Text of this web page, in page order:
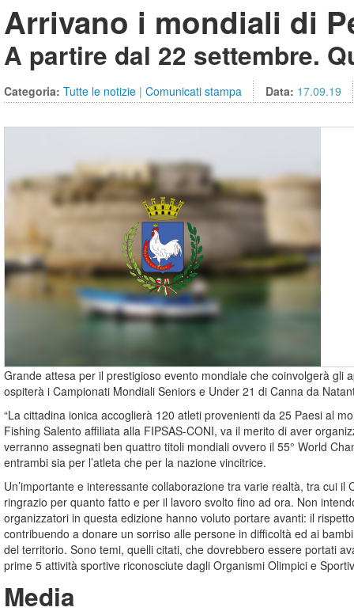
Arrivano i mondiali di
A partire dal 22 settembre.
Categoria: Tutte le notizie | Comunicati stampa Data: 17.09.19
Grande attesa per il prestigioso evento mondiale che coinvolgerà
ospiterà i Campionati Mondiali Seniors e Under 21 di Canna da
“La cittadina ionica accoglierà 120 atleti provenienti da 25 Paesi al
Fishing Salento affiliata alla FIPSAS-CONI, va il merito di aver
verranno assegnati ben quattro titoli mondiali ovvero il 55° World
entrambi sia per l’atleta che per la nazione vincitrice.
Un’importante e interessante collaborazione tra varie realtà, tra cui
ringrazio per quanto fatto e per il lavoro svolto fino ad ora. Non
organizzatori in questa edizione hanno voluto portare avanti: il
contribuendo a donare un sorriso alle persone in difficoltà ed ai
del territorio. Sono temi, quelli citati, che dovrebbero essere portati
prime 5 attività sportive riconosciute dagli Organismi Olimpici e
Media